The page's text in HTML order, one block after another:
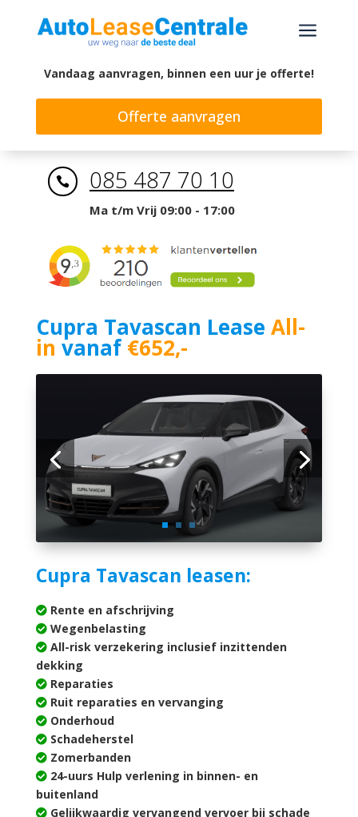
a
Vandaag aanvragen, binnen een uur je offerte!
Offerte aanvragen
 085 487 70 10
Ma t/m Vrij 09:00 - 17:00
Cupra Tavascan Lease All-
in vanaf€652,-
Cupra Tavascan leasen:
Rente en afschrijving
Wegenbelasting
All-risk verzekering inclusief inzittenden
dekking
Reparaties
Ruit reparaties en vervanging
Onderhoud
Schadeherstel
Zomerbanden
24-uurs Hulp verlening in binnen- en
buitenland
Gelijkwaardig vervangend vervoer bij schade